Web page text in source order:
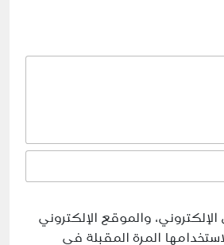
والموقع الإلكتروني
المرة المقبلة في